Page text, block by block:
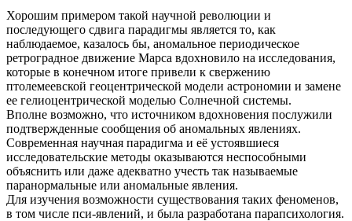
Хорошим примером такой научной революции и
последующего сдвига парадигмы является то, как
наблюдаемое, казалось бы, аномальное периодическое
ретроградное движение Марса вдохновило на исследования,
которые в конечном итоге привели к свержению
птолемеевской геоцентрической модели астрономии и замене
ее гелиоцентрической моделью Солнечной системы.
Вполне возможно, что источником вдохновения послужили
подтвержденные сообщения об аномальных явлениях.
Современная научная парадигма и её устоявшиеся
исследовательские методы оказываются неспособными
объяснить или даже адекватно учесть так называемые
паранормальные или аномальные явления.
Для изучения возможности существования таких феноменов,
в том числе пси-явлений, и была разработана парапсихология.